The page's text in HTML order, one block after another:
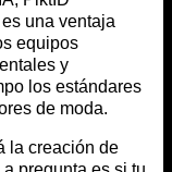
una ventaja
equipos
y
los estándares
de moda.
la creación de